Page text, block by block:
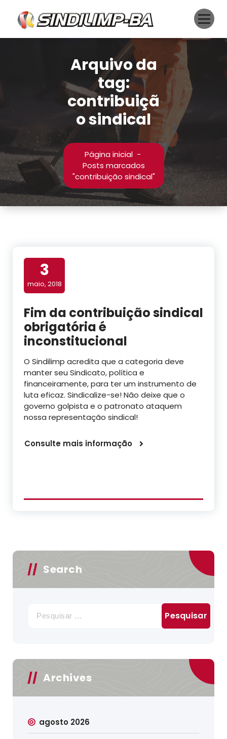
conteúdo
Arquivo da
tag:
contribuiçã
o sindical
Página inicial-
Posts marcados
"contribuição sindical"
3
maio, 2018
Fim da contribuição sindical
obrigatória é
inconstitucional
O Sindilimp acredita que a categoria deve
manter seu Sindicato, política e
financeiramente, para ter um instrumento de
luta eficaz. Sindicalize-se! Não deixe que o
governo golpista e o patronato ataquem
nossa representação sindical!
Consulte mais informação
Search
por:
Archives
agosto 2026